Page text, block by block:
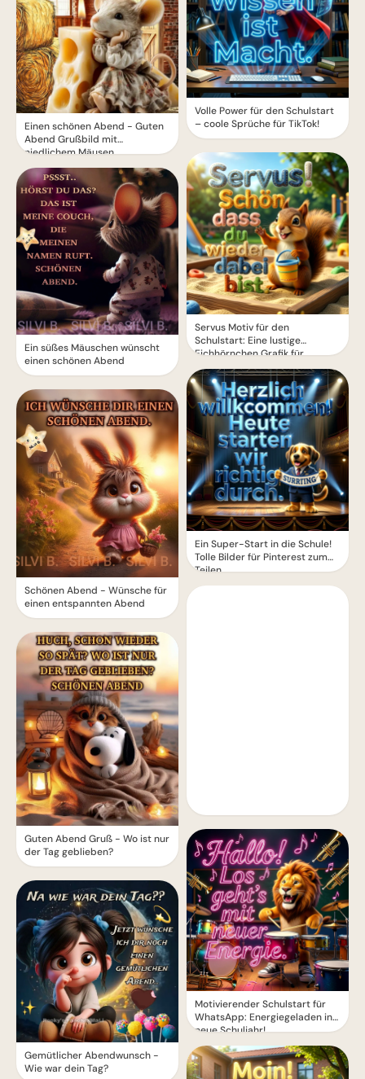
Einen schönen Abend - Guten
Abend Grußbild mit
niedlichem Mäusen
Ein süßes Mäuschen wünscht
einen schönen Abend
Schönen Abend - Wünsche für
einen entspannten Abend
Guten Abend Gruß - Wo ist nur
der Tag geblieben?
Gemütlicher Abendwunsch -
Wie war dein Tag?
Volle Power für den Schulstart
– coole Sprüche für TikTok!
Servus Motiv für den
Schulstart: Eine lustige
Eichhörnchen Grafik für
WhatsApp
Ein Super-Start in die Schule!
Tolle Bilder für Pinterest zum
Teilen.
Motivierender Schulstart für
WhatsApp: Energiegeladen ins
neue Schuljahr!